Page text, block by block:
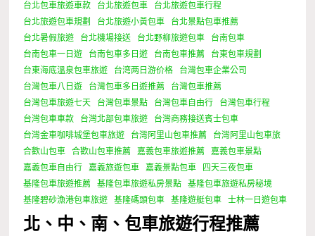
台北包車旅遊車款
台北旅遊包車
台北旅遊包車行程
台北旅遊包車規劃
台北旅遊小黃包車
台北景點包車推薦
台北暑假旅遊
台北機場接送 台北野柳旅遊包車
台南包車
台南包車一日遊
台南包車多日遊 台南包車推薦
台東包車規劃
台東海底溫泉包車旅遊
台湾两日游价格
台灣包車企業公司
台灣包車八日遊
台灣包車多日遊推薦
台灣包車推薦
台灣包車旅遊七天
台灣包車景點 台灣包車自由行
台灣包車行程
台灣包車車款
台灣北部包車旅遊
台灣商務接送賓士包車
台灣金車咖啡城堡包車旅遊
台灣阿里山包車推薦
台灣阿里山包車旅
合歡山包車
合歡山包車推薦 嘉義包車旅遊推薦
嘉義包車景點
嘉義包車自由行
嘉義旅遊包車 嘉義景點包車
四天三夜包車
基隆包車旅遊推薦
基隆包車旅遊私房景點
基隆包車旅遊私房秘境
基隆碧砂漁港包車旅遊
基隆碼頭包車 基隆遊艇包車 士林一日遊包車
北、中、南、包車旅遊行程推薦